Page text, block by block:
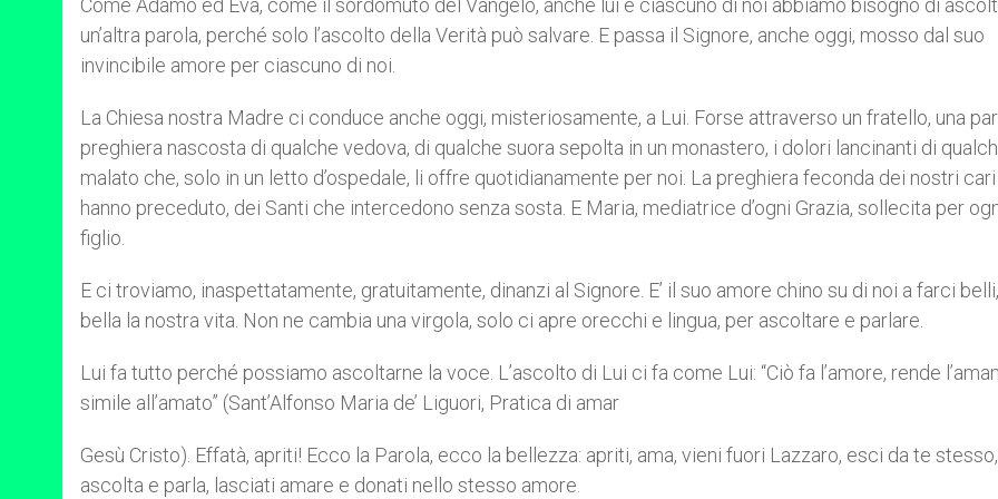
Come Adamo ed Eva, come il sordomuto del Vangelo, anche lui e ciascuno di noi abbiamo bisogno di
un’altra parola, perché solo l’ascolto della Verità può salvare. E passa il Signore, anche oggi, mosso dal suo
invincibile amore per ciascuno di noi.
La Chiesa nostra Madre ci conduce anche oggi, misteriosamente, a Lui. Forse attraverso un fratello, una
preghiera nascosta di qualche vedova, di qualche suora sepolta in un monastero, i dolori lancinanti di
malato che, solo in un letto d’ospedale, li offre quotidianamente per noi. La preghiera feconda dei nostri
hanno preceduto, dei Santi che intercedono senza sosta. E Maria, mediatrice d’ogni Grazia, sollecita per
figlio.
E ci troviamo, inaspettatamente, gratuitamente, dinanzi al Signore. E’ il suo amore chino su di noi a farci
bella la nostra vita. Non ne cambia una virgola, solo ci apre orecchi e lingua, per ascoltare e parlare.
Lui fa tutto perché possiamo ascoltarne la voce. L’ascolto di Lui ci fa come Lui: “Ciò fa l’amore, rende
simile all’amato” (Sant’Alfonso Maria de’ Liguori, Pratica di amar
Gesù Cristo). Effatà, apriti! Ecco la Parola, ecco la bellezza: apriti, ama, vieni fuori Lazzaro, esci da te stesso,
ascolta e parla, lasciati amare e donati nello stesso amore.